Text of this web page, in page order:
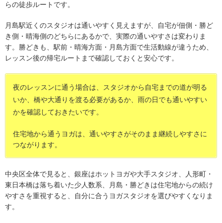
らの徒歩ルートです。
月島駅近くのスタジオは通いやすく見えますが、自宅が佃側・勝ど
き側・晴海側のどちらにあるかで、実際の通いやすさは変わりま
す。勝どきも、駅前・晴海方面・月島方面で生活動線が違うため、
レッスン後の帰宅ルートまで確認しておくと安心です。
夜のレッスンに通う場合は、スタジオから自宅までの道が明る
いか、橋や大通りを渡る必要があるか、雨の日でも通いやすい
かを確認しておきたいです。
住宅地から通うヨガは、通いやすさがそのまま継続しやすさに
つながります。
中央区全体で見ると、銀座はホットヨガや大手スタジオ、人形町・
東日本橋は落ち着いた少人数系、月島・勝どきは住宅地からの続け
やすさを重視すると、自分に合うヨガスタジオを選びやすくなりま
す。